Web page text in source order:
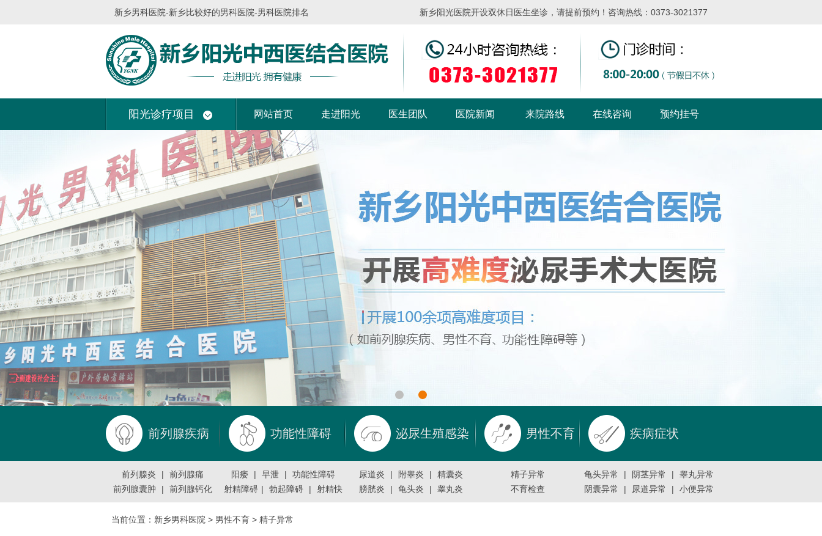
新乡男科医院-新乡比较好的男科医院-男科医院排名 新乡阳光医院开设双休日医生坐诊，请提前预约！咨询热线：0373-3021377
阳光诊疗项目 网站首页 走进阳光 医生团队 医院新闻 来院路线 在线咨询 预约挂号
前列腺疾病
前列腺炎 |
前列腺痛
前列腺囊肿
| 前列腺钙化
功能性障碍
阳痿 | 早泄 |
功能性障碍
射精障碍 | 勃起障碍 | 射精快
泌尿生殖感染
尿道炎 | 附睾炎 |
精囊炎
膀胱炎
| 龟头炎 | 睾丸炎
男性不育
精子异常
不育检查
疾病症状
龟头异常 | 阴茎异常 |
睾丸异常
阴囊异常
| 尿道异常 | 小便异常
当前位置： 新乡男科医院 > 男性不育 > 精子异常